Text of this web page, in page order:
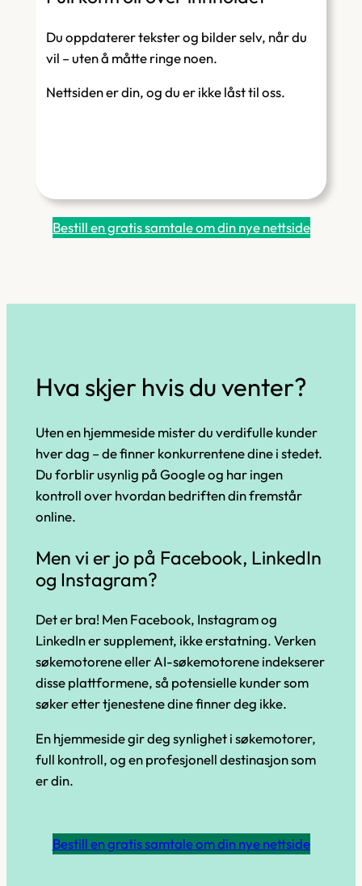
Du oppdaterer tekster og bilder selv, når du
vil – uten å måtte ringe noen.
Nettsiden er din, og du er ikke låst til oss.
Bestill en gratis samtale om din nye nettside
Hva skjer hvis du venter?
Uten en hjemmeside mister du verdifulle kunder
hver dag – de finner konkurrentene dine i stedet.
Du forblir usynlig på Google og har ingen
kontroll over hvordan bedriften din fremstår
online.
Men vi er jo på Facebook, LinkedIn
og Instagram?
Det er bra! Men Facebook, Instagram og
LinkedIn er supplement, ikke erstatning. Verken
søkemotorene eller AI-søkemotorene indekserer
disse plattformene, så potensielle kunder som
søker etter tjenestene dine finner deg ikke.
En hjemmeside gir deg synlighet i søkemotorer,
full kontroll, og en profesjonell destinasjon som
erdin.
Bestill en gratis samtale om din nye nettside